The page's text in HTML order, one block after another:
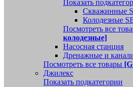
Показать
Скважинные
Колодезные
Посмотреть все
колодезные]
Насосная станция
Дренажные и
Посмотреть все товары
Джилекс
Показать подкатегории